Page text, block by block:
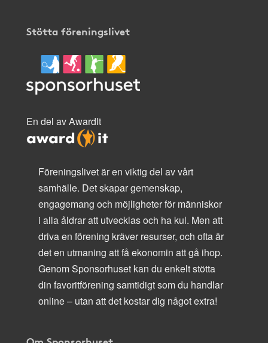
Stötta föreningslivet
En del av AwardIt
Föreningslivet är en viktig del av vårt
samhälle. Det skapar gemenskap,
engagemang och möjligheter för människor
i alla åldrar att utvecklas och ha kul. Men att
driva en förening kräver resurser, och ofta är
det en utmaning att få ekonomin att gå ihop.
Genom Sponsorhuset kan du enkelt stötta
din favoritförening samtidigt som du handlar
online – utan att det kostar dig något extra!